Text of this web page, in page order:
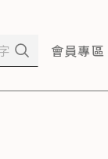
會員專區